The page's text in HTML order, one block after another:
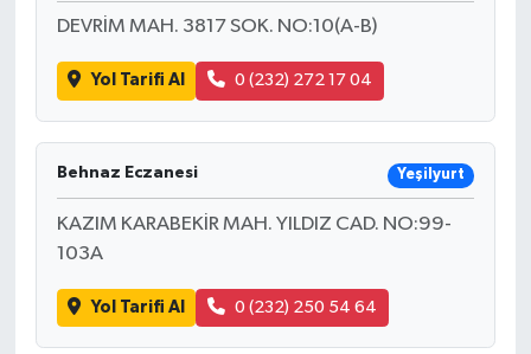
DEVRİM MAH. 3817 SOK. NO:10(A-B)
Yol Tarifi Al 0 (232) 272 17 04
Behnaz Eczanesi Yeşilyurt
KAZIM KARABEKİR MAH. YILDIZ CAD. NO:99-
103A
Yol Tarifi Al 0 (232) 250 54 64